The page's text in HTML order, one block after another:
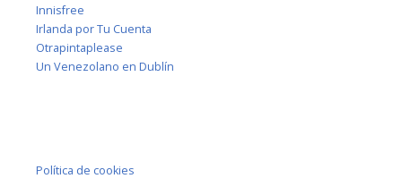
Innisfree
Irlanda por Tu Cuenta
Otrapintaplease
Un Venezolano en Dublín
Política de cookies